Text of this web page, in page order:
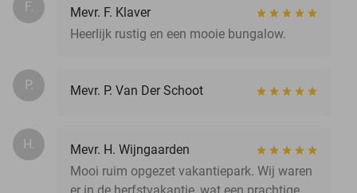
F.
Mevr. F. Klaver
Heerlijk rustig en een mooie bungalow.
P. Mevr. P. Van Der Schoot
H.
Mevr. H. Wijngaarden
Mooi ruim opgezet vakantiepark. Wij waren